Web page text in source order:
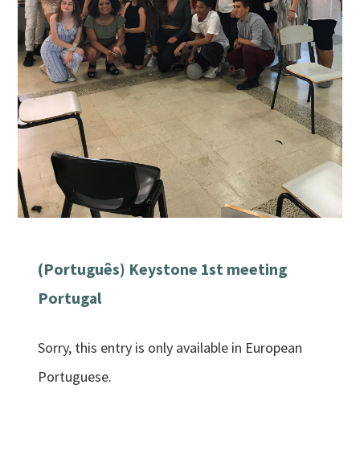
(Português) Keystone 1st meeting
Portugal
Sorry, this entry is only available in European
Portuguese.